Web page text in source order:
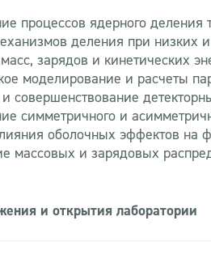
процессов ядерного деления
деления при низких
зарядов и кинетических
моделирование и расчеты
совершенствование
симметричного и
оболочных эффектов на
массовых и зарядовых
и открытия лаборатории